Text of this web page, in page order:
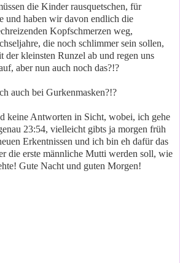
die Kinder rausquetschen, für
und haben wir davon endlich die
Kopfschmerzen weg,
die noch schlimmer sein sollen,
kleinsten Runzel ab und regen uns
aber nun auch noch das?!?
auch bei Gurkenmasken?!?
keine Antworten in Sicht, wobei, ich gehe
23:54, vielleicht gibts ja morgen früh
Erkentnissen und ich bin eh dafür das
die erste männliche Mutti werden soll, wie
Gute Nacht und guten Morgen!